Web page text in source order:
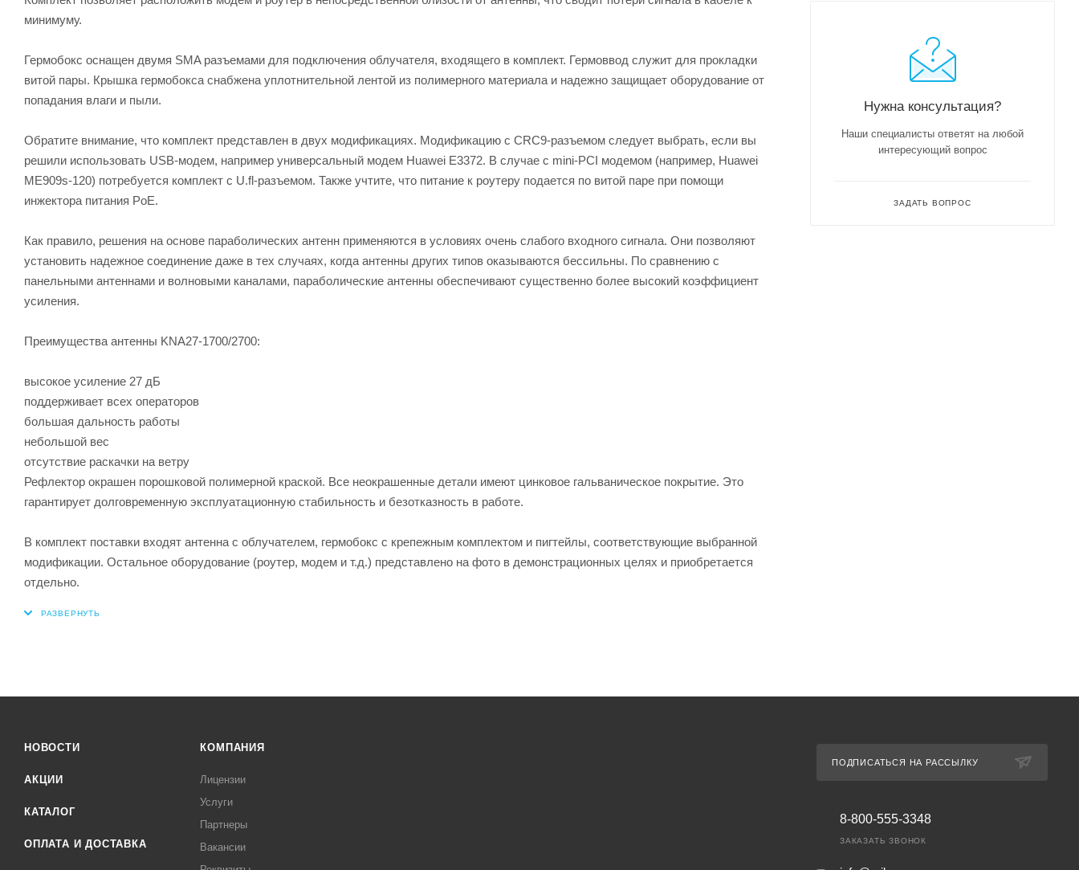
минимуму.
Гермобокс оснащен двумя SMA разъемами для подключения облучателя, входящего в комплект. Гермоввод служит для прокладки
витой пары. Крышка гермобокса снабжена уплотнительной лентой из полимерного материала и надежно защищает оборудование от
попадания влаги и пыли.
Обратите внимание, что комплект представлен в двух модификациях. Модификацию с CRC9-разъемом следует выбрать, если вы
решили использовать USB-модем, например универсальный модем Huawei E3372. В случае с mini-PCI модемом (например, Huawei
ME909s-120) потребуется комплект с U.fl-разъемом. Также учтите, что питание к роутеру подается по витой паре при помощи
инжектора питания PoE.
Как правило, решения на основе параболических антенн применяются в условиях очень слабого входного сигнала. Они позволяют
установить надежное соединение даже в тех случаях, когда антенны других типов оказываются бессильны. По сравнению с
панельными антеннами и волновыми каналами, параболические антенны обеспечивают существенно более высокий коэффициент
усиления.
Преимущества антенны KNA27-1700/2700:
высокое усиление 27 дБ
поддерживает всех операторов
большая дальность работы
небольшой вес
отсутствие раскачки на ветру
Рефлектор окрашен порошковой полимерной краской. Все неокрашенные детали имеют цинковое гальваническое покрытие. Это
гарантирует долговременную эксплуатационную стабильность и безотказность в работе.
В комплект поставки входят антенна с облучателем, гермобокс с крепежным комплектом и пигтейлы, соответствующие выбранной
модификации. Остальное оборудование (роутер, модем и т.д.) представлено на фото в демонстрационных целях и приобретается
отдельно.
Нужна консультация?
Наши специалисты ответят на любой
интересующий вопрос
ЗАДАТЬ ВОПРОС
НОВОСТИ
АКЦИИ
КАТАЛОГ
ОПЛАТА И ДОСТАВКА
КОМПАНИЯ
Лицензии
Услуги
Партнеры
Вакансии
ПОДПИСАТЬСЯ НА РАССЫЛКУ
8-800-555-3348
ЗАКАЗАТЬ ЗВОНОК